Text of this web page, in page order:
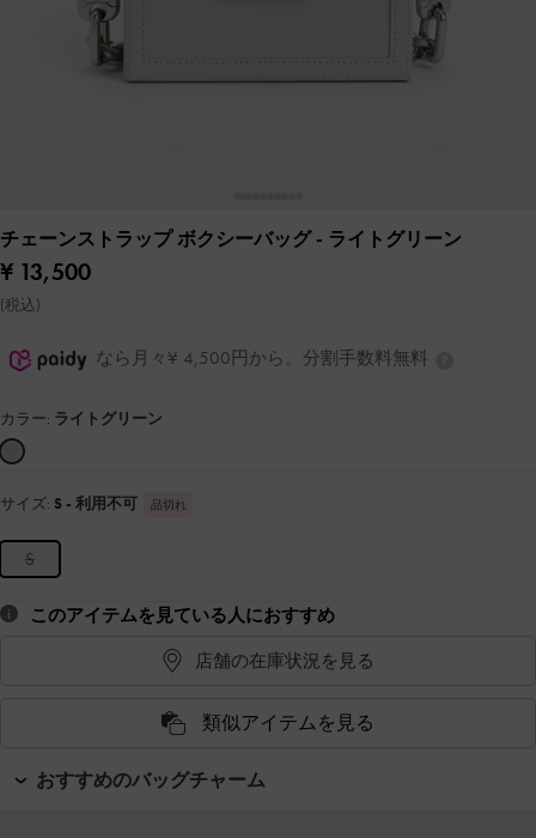
チェーンストラップ ボクシーバッグ- ライトグリーン
¥ 13,500
(税込)
なら月々¥ 4,500円から。分割手数料無料
カラー: ライトグリーン
サイズ: S - 利用不可 品切れ
S
このアイテムを見ている人におすすめ
店舗の在庫状況を見る
類似アイテムを見る
おすすめのバッグチャーム